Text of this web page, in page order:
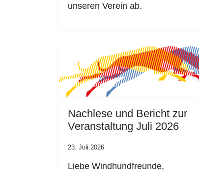
unseren Verein ab.
Nachlese und Bericht zur
Veranstaltung Juli 2026
23. Juli 2026
Liebe Windhundfreunde,